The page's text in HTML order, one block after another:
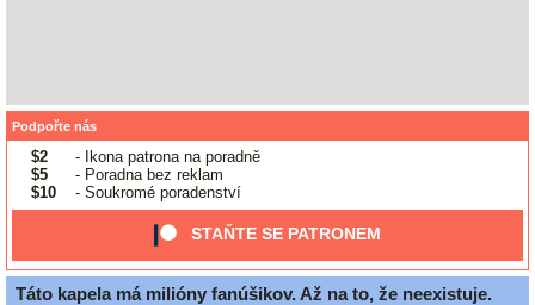
Podpořte nás
$2
- Ikona patrona na poradně
$5
- Poradna bez reklam
$10
- Soukromé poradenství
STAŇTE SE PATRONEM
Táto kapela má milióny fanúšikov. Až na to, že neexistuje.